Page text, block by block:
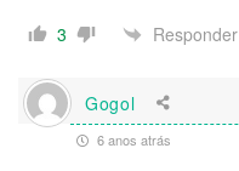
3
Responder
Gogol
6 anos atrás